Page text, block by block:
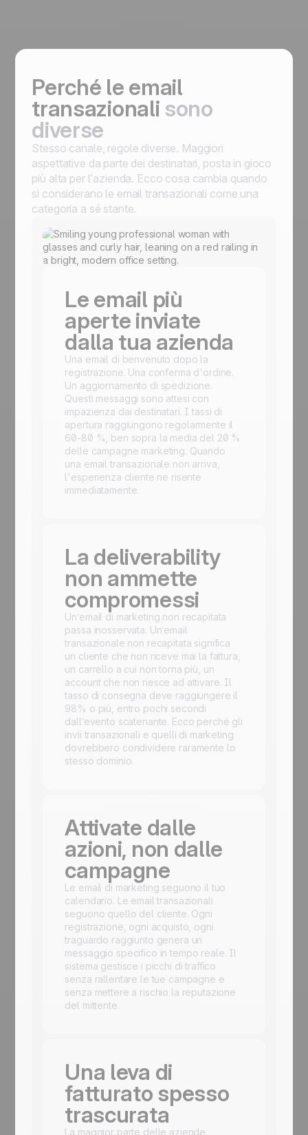
Perché le email
transazionali sono
diverse
Stesso canale, regole diverse. Maggiori
aspettative da parte dei destinatari, posta in gioco
più alta per l’azienda. Ecco cosa cambia quando
si considerano le email transazionali come una
categoria a sé stante.
Le email più
aperte inviate
dalla tua azienda
Una email di benvenuto dopo la
registrazione. Una conferma d'ordine.
Un aggiornamento di spedizione.
Questi messaggi sono attesi con
impazienza dai destinatari. I tassi di
apertura raggiungono regolarmente il
60-80 %, ben sopra la media del 20 %
delle campagne marketing. Quando
una email transazionale non arriva,
l'esperienza cliente ne risente
immediatamente.
La deliverability
non ammette
compromessi
Un’email di marketing non recapitata
passa inosservata. Un’email
transazionale non recapitata significa
un cliente che non riceve mai la fattura,
un carrello a cui non torna più, un
account che non riesce ad attivare. Il
tasso di consegna deve raggiungere il
98% o più, entro pochi secondi
dall’evento scatenante. Ecco perché gli
invii transazionali e quelli di marketing
dovrebbero condividere raramente lo
stesso dominio.
Attivate dalle
azioni, non dalle
campagne
Le email di marketing seguono il tuo
calendario. Le email transazionali
seguono quello del cliente. Ogni
registrazione, ogni acquisto, ogni
traguardo raggiunto genera un
messaggio specifico in tempo reale. Il
sistema gestisce i picchi di traffico
senza rallentare le tue campagne e
senza mettere a rischio la reputazione
del mittente.
Una leva di
fatturato spesso
trascurata
La maggior parte delle aziende